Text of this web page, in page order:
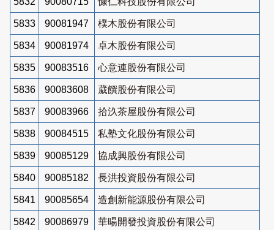
5833 90081947 樸木股份有限公司
5834 90081974 卓木股份有限公司
5835 90083516 心意連股份有限公司
5836 90083608 葳饌股份有限公司
5837 90083966 拾汣茶屋股份有限公司
5838 90084515 私塾文化股份有限公司
5839 90085129 協成興股份有限公司
5840 90085182 長洪投資股份有限公司
5841 90085654 造創新能源股份有限公司
5842 90086979 華暘開發投資股份有限公司